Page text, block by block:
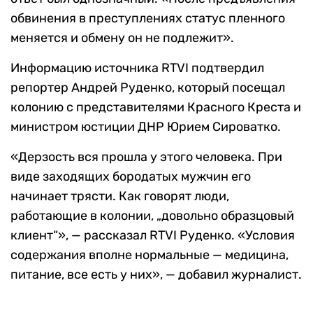
обвинения в преступлениях статус пленного
меняется и обмену он не подлежит».
Информацию источника RTVI подтвердил
репортер Андрей Руденко, который посещал
колонию с представителями Красного Креста и
министром юстиции ДНР Юрием Сироватко.
«Дерзость вся прошла у этого человека. При
виде заходящих бородатых мужчин его
начинает трясти. Как говорят люди,
работающие в колонии, „довольно образцовый
клиент“», — рассказал RTVI Руденко. «Условия
содержания вполне нормальные — медицина,
питание, все есть у них», — добавил журналист.